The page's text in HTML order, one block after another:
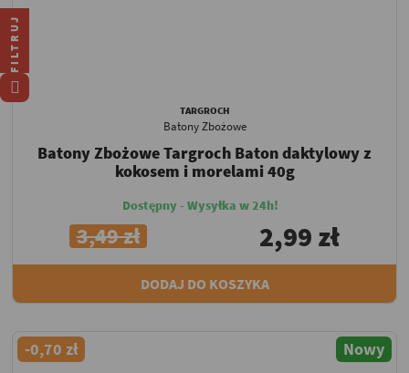
TARGROCH
Batony Zbożowe
Batony Zbożowe Targroch Baton daktylowy z
kokosem i morelami 40g
Dostępny - Wysyłka w 24h!
3,49 zł 2,99 zł
DODAJ DO KOSZYKA
Nowy
-0,70 zł
FILTRUJ